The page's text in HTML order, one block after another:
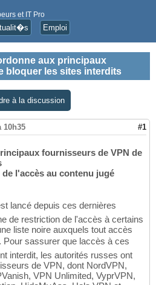
et IT Pro
Emploi
aux principaux
bloquer les sites interdits
à la discussion
10h35 #1
fournisseurs de VPN de
l'accès au contenu jugé
lancé depuis ces dernières
de restriction de l'accès à certains
liste noire auxquels tout accès
sassurer que laccès à ces
interdit, les autorités russes ont
de VPN, dont NordVPN,
VPN Unlimited, VyprVPN,